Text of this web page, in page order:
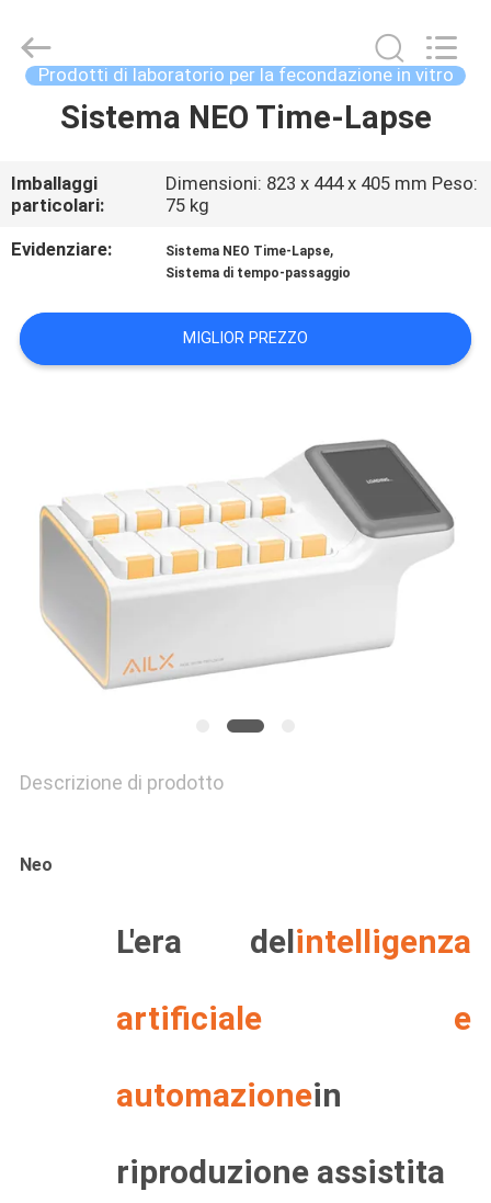
CASA
PRODOTTI
VIDEO
CIRCA
NOI
FABBRICA
CONTROLLO
QUALITÀ
NOTIZIE
BLOG
RICHIEDA
CITAZIONE
BRED
Science
TechnologyProdotti di laboratorio per la fecondazione in vitro
Sistema NEO Time-Lapse
Imballaggi
particolari:
Dimensioni: 823 x 444 x 405 mm Peso:
75 kg
Evidenziare:
Sistema NEO Time-Lapse,
Sistema di tempo-passaggio
MIGLIOR PREZZO
Descrizione di prodotto
Neo
L'era delintelligenza
artificiale e
automazionein
riproduzione assistita